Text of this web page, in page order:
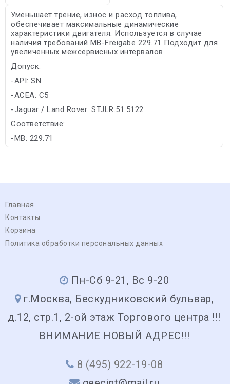
Уменьшает трение, износ и расход топлива,
обеспечивает максимальные динамические
характеристики двигателя. Используется в случае
наличия требований MB-Freigabe 229.71 Подходит для
увеличенных межсервисных интервалов.
Допуск:
-API: SN
-ACEA: C5
-Jaguar / Land Rover: STJLR.51.5122
Соответствие:
-MB: 229.71
Главная
Контакты
Корзина
Политика обработки персональных данных
Пн-Сб 9-21, Вс 9-20
г.Москва, Бескудниковский бульвар,
д.12, стр.1, 2-ой этаж Торгового центра !!!
ВНИМАНИЕ НОВЫЙ АДРЕС!!!
8 (495) 922-19-08